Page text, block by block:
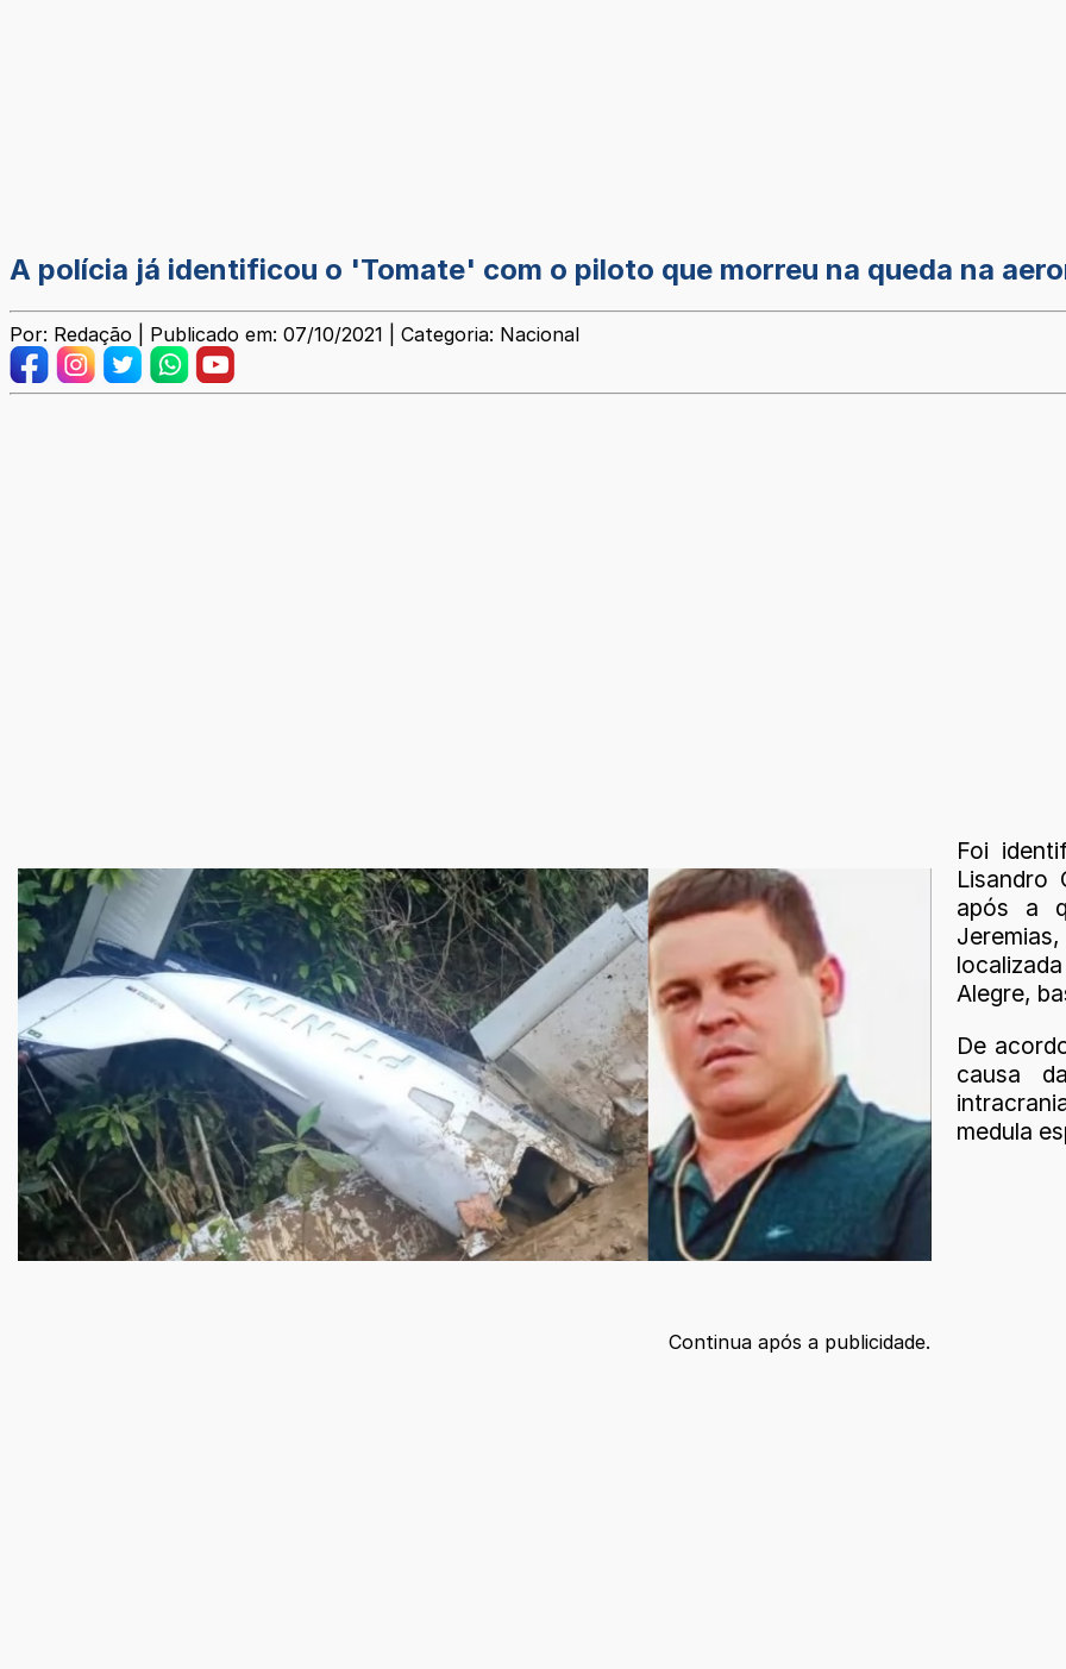
A polícia já identificou o 'Tomate' com o piloto que morreu na queda na
Por: Redação | Publicado em: 07/10/2021 | Categoria: Nacional
Foi
Lisandro
após a
Alegre,
De
causa
medula
Continua após a publicidade.